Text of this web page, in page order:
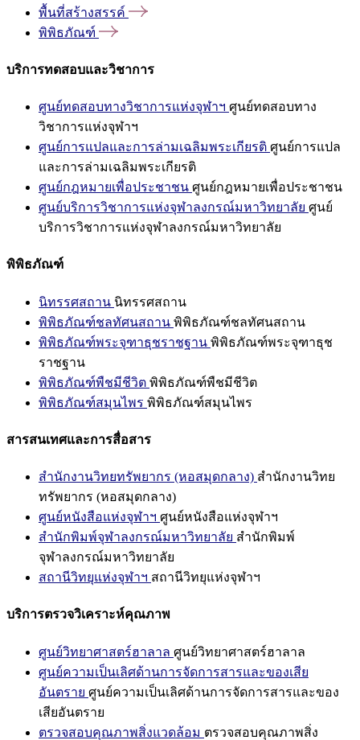
พื้นที่สร้างสรรค์
พิพิธภัณฑ์
บริการทดสอบและวิชาการ
ศูนย์ทดสอบทางวิชาการแห่งจุฬาฯ ศูนย์ทดสอบทาง
วิชาการแห่งจุฬาฯ
ศูนย์การแปลและการล่ามเฉลิมพระเกียรติ ศูนย์การแปล
และการล่ามเฉลิมพระเกียรติ
ศูนย์กฎหมายเพื่อประชาชน ศูนย์กฎหมายเพื่อประชาชน
ศูนย์บริการวิชาการแห่งจุฬาลงกรณ์มหาวิทยาลัย ศูนย์
บริการวิชาการแห่งจุฬาลงกรณ์มหาวิทยาลัย
พิพิธภัณฑ์
นิทรรศสถาน นิทรรศสถาน
พิพิธภัณฑ์ชลทัศนสถาน พิพิธภัณฑ์ชลทัศนสถาน
พิพิธภัณฑ์พระจุฑาธุชราชฐาน พิพิธภัณฑ์พระจุฑาธุช
ราชฐาน
พิพิธภัณฑ์พืชมีชีวิต พิพิธภัณฑ์พืชมีชีวิต
พิพิธภัณฑ์สมุนไพร พิพิธภัณฑ์สมุนไพร
สารสนเทศและการสื่อสาร
สำนักงานวิทยทรัพยากร (หอสมุดกลาง) สำนักงานวิทย
ทรัพยากร (หอสมุดกลาง)
ศูนย์หนังสือแห่งจุฬาฯ ศูนย์หนังสือแห่งจุฬาฯ
สำนักพิมพ์จุฬาลงกรณ์มหาวิทยาลัย สำนักพิมพ์
จุฬาลงกรณ์มหาวิทยาลัย
สถานีวิทยุแห่งจุฬาฯ สถานีวิทยุแห่งจุฬาฯ
บริการตรวจวิเคราะห์คุณภาพ
ศูนย์วิทยาศาสตร์ฮาลาล ศูนย์วิทยาศาสตร์ฮาลาล
ศูนย์ความเป็นเลิศด้านการจัดการสารและของเสีย
อันตราย ศูนย์ความเป็นเลิศด้านการจัดการสารและของ
เสียอันตราย
ตรวจสอบคุณภาพสิ่งแวดล้อม ตรวจสอบคุณภาพสิ่ง